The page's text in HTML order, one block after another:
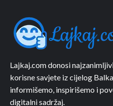
Lajkaj.com donosi
korisne savjete iz cijelog
informišemo, inspirišemo i
digitalni sadržaj.